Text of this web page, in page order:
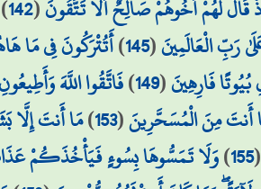
قَالَ لَهُمْ أَخُوهُمْ صَالِحٌ أَلَا تَتَّقُونَ(
142
رَبِّ الْعَالَمِينَ(
145
)أَتُتْرَكُونَ فِي مَا
فَارِهِينَ(
149
)فَاتَّقُوا اللَّهَ
أَنتَ مِنَ الْمُسَحَّرِينَ(
153
)مَا أَنتَ إِلَّا
155
)وَلَا تَمَسُّوهَا بِسُوءٍ فَيَأْخُذَكُمْ